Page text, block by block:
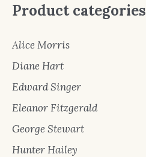
Product categories
Alice Morris
Diane Hart
Edward Singer
Eleanor Fitzgerald
George Stewart
Hunter Hailey